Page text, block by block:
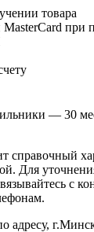
товара
при
— 30
справочный
Для
с
адресу,